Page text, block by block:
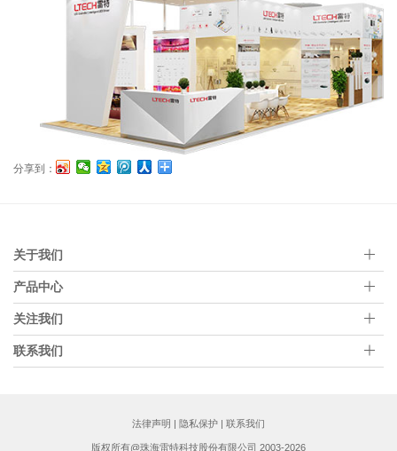
分享到：
关于我们
产品中心
关注我们
联系我们
法律声明 | 隐私保护 | 联系我们
版权所有@珠海雷特科技股份有限公司 2003-2026